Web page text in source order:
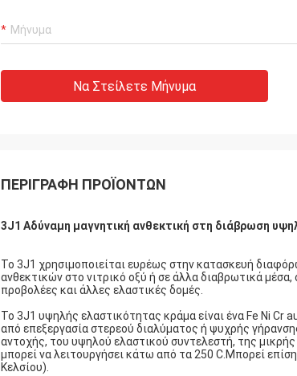
Να Στείλετε Μήνυμα
ΠΕΡΙΓΡΑΦΉ ΠΡΟΪΌΝΤΩΝ
3J1 Αδύναμη μαγνητική ανθεκτική στη διάβρωση
Το 3J1 χρησιμοποιείται ευρέως στην κατασκευή
ανθεκτικών στο νιτρικό οξύ ή σε άλλα διαβρωτικά
προβολέες και άλλες ελαστικές δομές.
Το 3J1 υψηλής ελαστικότητας κράμα είναι ένα Fe Ni
από επεξεργασία στερεού διαλύματος ή ψυχρής
αντοχής, του υψηλού ελαστικού συντελεστή, της
μπορεί να λειτουργήσει κάτω από τα 250 C.Μπορεί
Κελσίου).